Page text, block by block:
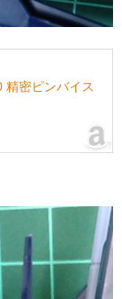
精密ピンバイス